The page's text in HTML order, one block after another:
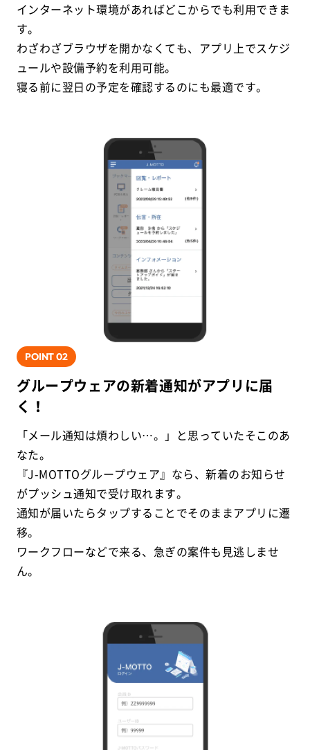
インターネット環境があればどこからでも利用できま
す。
わざわざブラウザを開かなくても、アプリ上でスケジ
ュールや設備予約を利用可能。
寝る前に翌日の予定を確認するのにも最適です。
POINT02
グループウェアの新着通知がアプリに届
く！
「メール通知は煩わしい…。」と思っていたそこのあ
なた。
『J-MOTTOグループウェア』なら、新着のお知らせ
がプッシュ通知で受け取れます。
通知が届いたらタップすることでそのままアプリに遷
移。
ワークフローなどで来る、急ぎの案件も見逃しませ
ん。